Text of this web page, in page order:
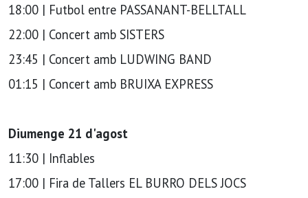
18:00 | Futbol entre PASSANANT-BELLTALL
22:00 | Concert amb SISTERS
23:45 | Concert amb LUDWING BAND
01:15 | Concert amb BRUIXA EXPRESS
Diumenge 21 d'agost
11:30 | Inflables
17:00 | Fira de Tallers EL BURRO DELS JOCS